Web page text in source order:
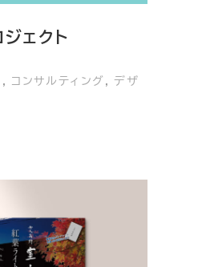
ェクト
, コンサルティング , デザ